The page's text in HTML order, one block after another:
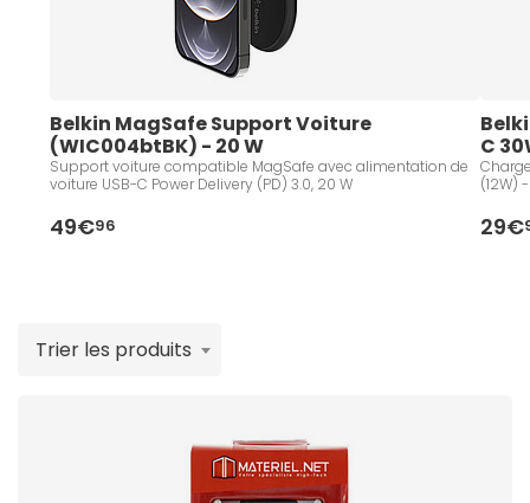
Belkin MagSafe Support Voiture
(WIC004btBK) - 20 W
Support voiture compatible MagSafe avec alimentation de
voiture USB-C Power Delivery (PD) 3.0, 20 W
49€96
C
(12W)
29€
Trier les produits